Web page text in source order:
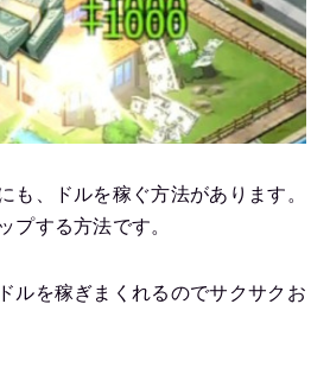
も、ドルを稼ぐ方法があります。
プする方法です。
ルを稼ぎまくれるのでサクサクお